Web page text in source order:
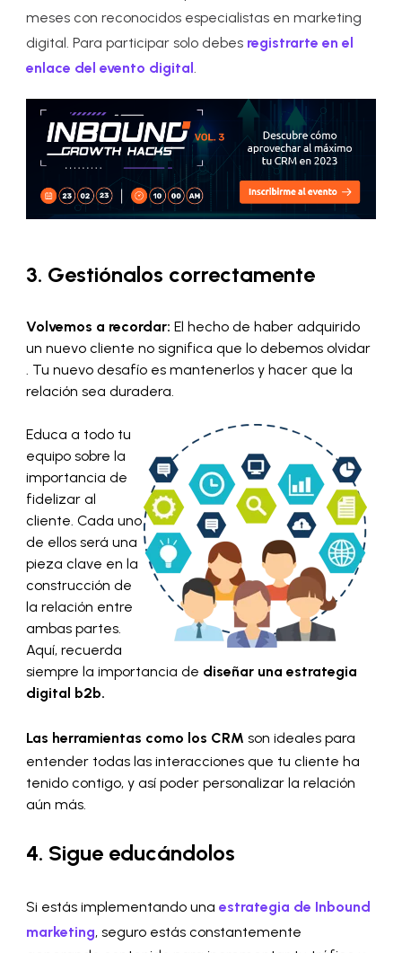
meses con reconocidos especialistas en marketing
digital. Para participar solo debes registrarte en el
enlace del evento digital.
3. Gestiónalos correctamente
Volvemos a recordar: El hecho de haber adquirido
un nuevo cliente no significa que lo debemos olvidar
. Tu nuevo desafío es mantenerlos y hacer que la
relación sea duradera.
Educa a todo tu
equipo sobre la
importancia de
fidelizar al
cliente. Cada uno
de ellos será una
pieza clave en la
construcción de
la relación entre
ambas partes.
Aquí, recuerda
siempre la importancia de diseñar una estrategia
digital b2b.
Las herramientas como los CRM son ideales para
entender todas las interacciones que tu cliente ha
tenido contigo, y así poder personalizar la relación
aún más.
4. Sigue educándolos
Si estás implementando unaestrategia de Inbound
marketing, seguro estás constantemente